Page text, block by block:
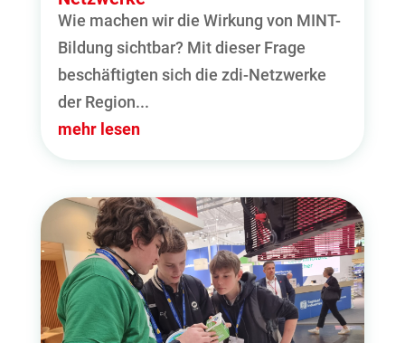
Wie machen wir die Wirkung von MINT-
Bildung sichtbar? Mit dieser Frage
beschäftigten sich die zdi-Netzwerke
der Region...
mehr lesen